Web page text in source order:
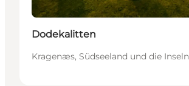
Dodekalitten
Kragenæs, Südseeland und die Inseln